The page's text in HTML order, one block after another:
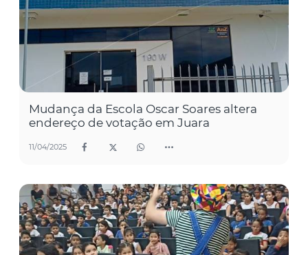
Mudança da Escola Oscar Soares altera
endereço de votação em Juara
11/04/2025